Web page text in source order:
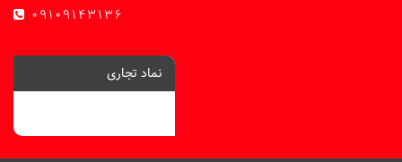
09109143136
نماد تجاری